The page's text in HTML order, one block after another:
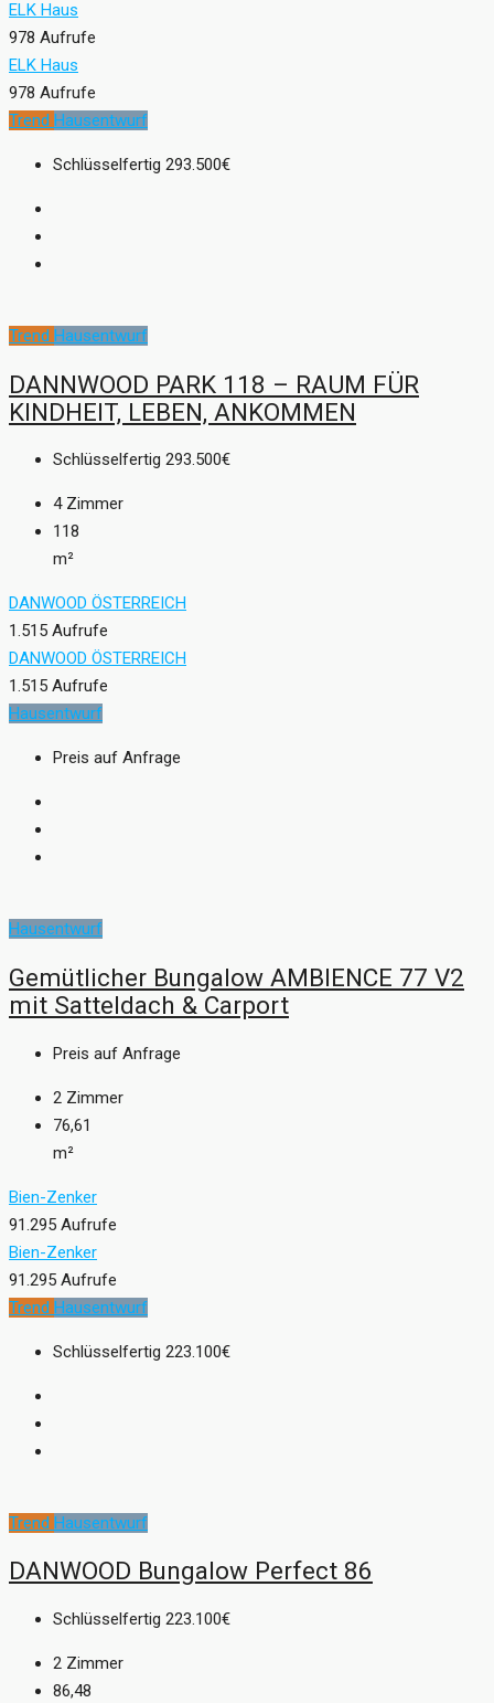
ELK Haus
978 Aufrufe
ELK Haus
978 Aufrufe
Trend Hausentwurf
Schlüsselfertig 293.500€
Trend Hausentwurf
DANNWOOD PARK 118 – RAUM FÜR
KINDHEIT, LEBEN, ANKOMMEN
Schlüsselfertig 293.500€
4 Zimmer
118
m²
DANWOOD ÖSTERREICH
1.515 Aufrufe
DANWOOD ÖSTERREICH
1.515 Aufrufe
Hausentwurf
Preis auf Anfrage
Hausentwurf
Gemütlicher Bungalow AMBIENCE 77 V2
mit Satteldach & Carport
Preis auf Anfrage
2 Zimmer
76,61
m²
Bien-Zenker
91.295 Aufrufe
Bien-Zenker
91.295 Aufrufe
Trend Hausentwurf
Schlüsselfertig 223.100€
Trend Hausentwurf
DANWOOD Bungalow Perfect 86
Schlüsselfertig 223.100€
2 Zimmer
86,48